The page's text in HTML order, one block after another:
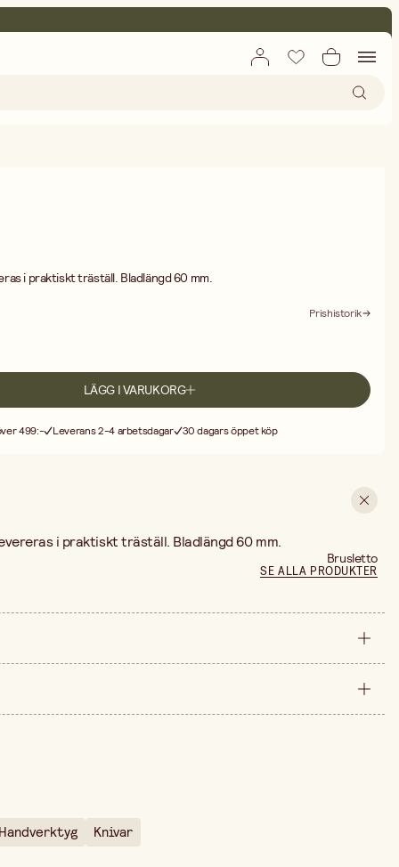
i praktiskt träställ. Bladlängd 60 mm.
Prishistorik
LÄGG I VARUKORG
499:- Leverans 2-4 arbetsdagar 30 dagars öppet köp
i praktiskt träställ. Bladlängd 60 mm.
Brusletto
SE ALLA PRODUKTER
förpackning
Handverktyg Knivar